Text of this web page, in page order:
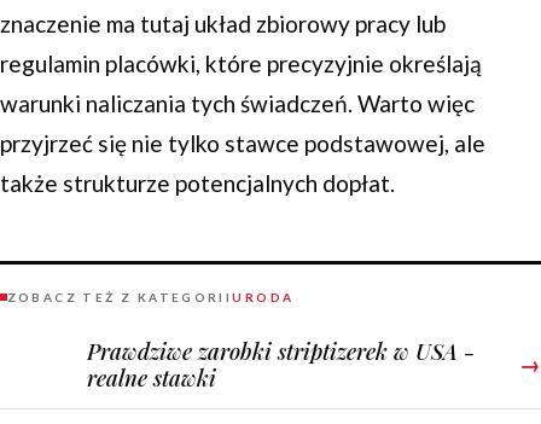
znaczenie ma tutaj układ zbiorowy pracy lub
regulamin placówki, które precyzyjnie określają
warunki naliczania tych świadczeń. Warto więc
przyjrzeć się nie tylko stawce podstawowej, ale
także strukturze potencjalnych dopłat.
ZOBACZ TEŻ Z KATEGORIIURODA
Prawdziwe zarobki striptizerek w USA -
realne stawki
→